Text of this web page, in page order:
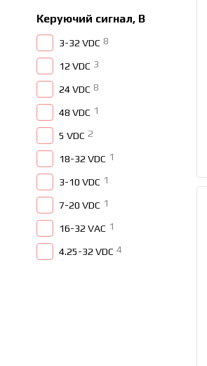
Керуючий сигнал, В
3-32 VDC 8
12 VDC 3
24 VDC 8
48 VDC 1
5 VDC 2
18-32 VDC 1
3-10 VDC 1
7-20 VDC 1
16-32 VAC 1
4.25-32 VDC 4